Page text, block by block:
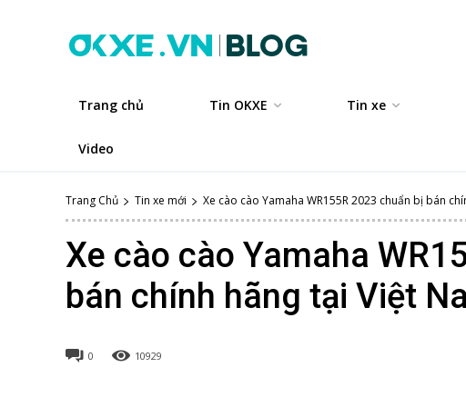
Trang chủ Tin OKXE Tin xe
Video
Trang Chủ Tin xe mới Xe cào cào Yamaha WR155R 2023 chuẩn bị bán
Xe cào cào Yamaha
bán chính hãng tại Việt
0 10929